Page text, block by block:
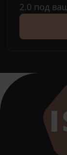
2.0 под